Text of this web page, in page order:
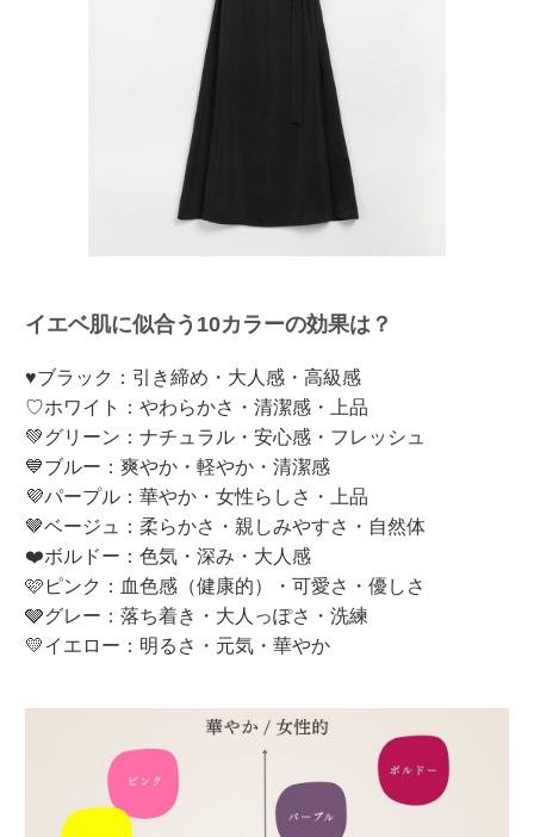
イエベ肌に似合う10カラーの効果は？
♥ブラック：引き締め・大人感・高級感
♡ホワイト：やわらかさ・清潔感・上品
💚グリーン：ナチュラル・安心感・フレッシュ
💙ブルー：爽やか・軽やか・清潔感
💜パープル：華やか・女性らしさ・上品
🤎ベージュ：柔らかさ・親しみやすさ・自然体
❤️ボルドー：色気・深み・大人感
🩷ピンク：血色感（健康的）・可愛さ・優しさ
🩶グレー：落ち着き・大人っぽさ・洗練
💛イエロー：明るさ・元気・華やか